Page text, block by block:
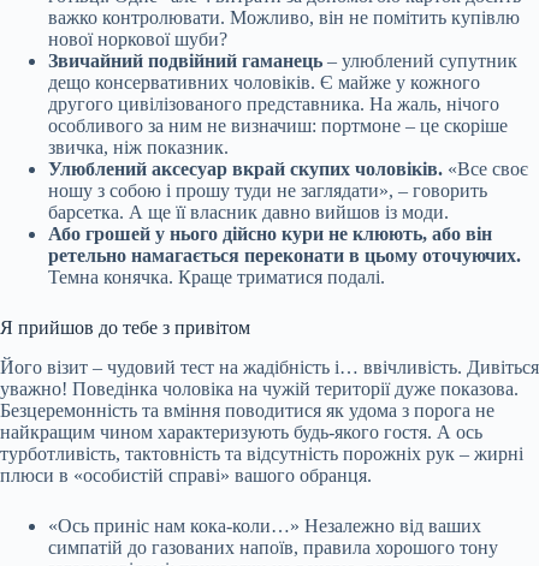
важко контролювати. Можливо, він не помітить купівлю
нової норкової шуби?
Звичайний подвійний гаманець – улюблений супутник
дещо консервативних чоловіків. Є майже у кожного
другого цивілізованого представника. На жаль, нічого
особливого за ним не визначиш: портмоне – це скоріше
звичка, ніж показник.
Улюблений аксесуар вкрай скупих чоловіків. «Все своє
ношу з собою і прошу туди не заглядати», – говорить
барсетка. А ще її власник давно вийшов із моди.
Або грошей у нього дійсно кури не клюють, або він
ретельно намагається переконати в цьому оточуючих.
Темна конячка. Краще триматися подалі.
Я прийшов до тебе з привітом
Його візит – чудовий тест на жадібність і… ввічливість. Дивіться
уважно! Поведінка чоловіка на чужій території дуже показова.
Безцеремонність та вміння поводитися як удома з порога не
найкращим чином характеризують будь-якого гостя. А ось
турботливість, тактовність та відсутність порожніх рук – жирні
плюси в «особистій справі» вашого обранця.
«Ось приніс нам кока-коли…» Незалежно від ваших
симпатій до газованих напоїв, правила хорошого тону